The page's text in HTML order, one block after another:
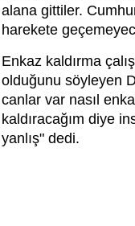
alana gittiler.
harekete
Enkaz kaldırma
olduğunu söyleyen
canlar var nasıl
kaldıracağım diye
yanlış" dedi.